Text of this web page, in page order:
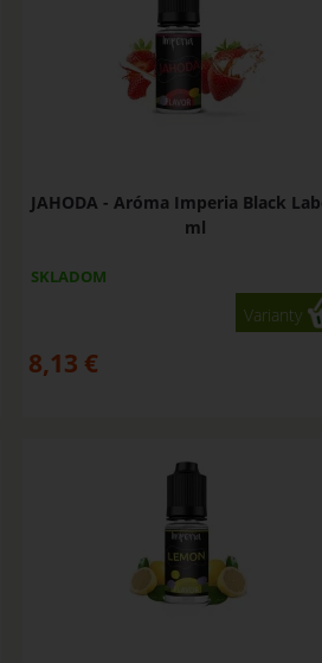
JAHODA - Aróma Imperia Black
ml
SKLADOM
Varianty
8,13 €